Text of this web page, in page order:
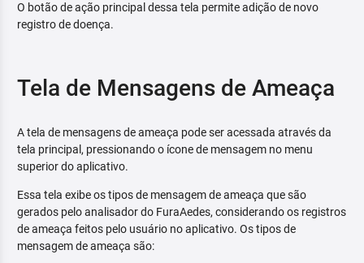
O botão de ação principal dessa tela permite adição de novo
registro de doença.
Tela de Mensagens de Ameaça
A tela de mensagens de ameaça pode ser acessada através da
tela principal, pressionando o ícone de mensagem no menu
superior do aplicativo.
Essa tela exibe os tipos de mensagem de ameaça que são
gerados pelo analisador do FuraAedes, considerando os registros
de ameaça feitos pelo usuário no aplicativo. Os tipos de
mensagem de ameaça são: